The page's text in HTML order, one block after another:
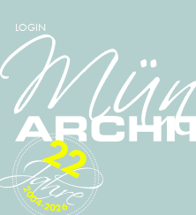
LOGIN
2004-2026
22